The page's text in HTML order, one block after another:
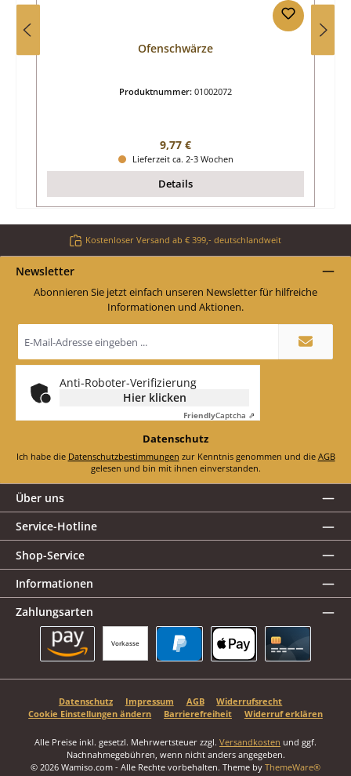
Ofenschwärze
Produktnummer: 01002072
Regulärer Preis:
9,77 €
Lieferzeit ca. 2-3 Wochen
Details
Kostenloser Versand ab € 399,- deutschlandweit
Newsletter
Abonnieren Sie jetzt einfach unseren Newsletter für hilfreiche
Informationen und Aktionen.
Mail-
Adresse
*
Anti-Roboter-Verifizierung
Hier klicken
FriendlyCaptcha ⇗
Datenschutz
Ich habe die Datenschutzbestimmungen zur Kenntnis genommen und die AGB
gelesen und bin mit ihnen einverstanden.
Über uns
Service-Hotline
Shop-Service
Informationen
Zahlungsarten
Vorkasse
Datenschutz Impressum AGB
Widerrufsrecht
Cookie Einstellungen ändern
Barrierefreiheit Widerruf erklären
Alle Preise inkl. gesetzl. Mehrwertsteuer zzgl. Versandkosten und ggf.
Nachnahmegebühren, wenn nicht anders angegeben.
© 2026 Wamiso.com - Alle Rechte vorbehalten. Theme by ThemeWare®